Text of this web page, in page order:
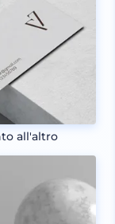
all'altro